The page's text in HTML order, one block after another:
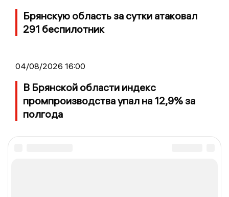
Брянскую область за сутки атаковал
291 беспилотник
04/08/2026 16:00
В Брянской области индекс
промпроизводства упал на 12,9% за
полгода